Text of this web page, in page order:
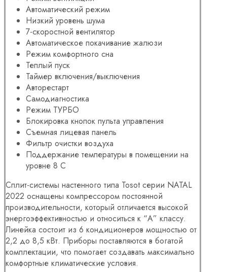
Автоматический режим
Низкий уровень шума
7-скоростной вентилятор
Автоматическое покачивание жалюзи
Режим комфортного сна
Теплый пуск
Таймер включения/выключения
Авторестарт
Самодиагностика
Режим ТУРБО
Блокировка кнопок пульта управления
Съемная лицевая панель
Фильтр очистки воздуха
Поддержание температуры в помещении на
уровне 8 С
Сплит-системы настенного типа Tosot серии NATAL
2022 оснащены компрессором постоянной
производительности, который отличается высокой
энергоэффективностью и относиться к “А” классу.
Линейка состоит из 6 кондиционеров мощностью от
2,2 до 8,5 кВт. Приборы поставляются в богатой
комплектации, что помогает создавать максимально
комфортные климатические условия.